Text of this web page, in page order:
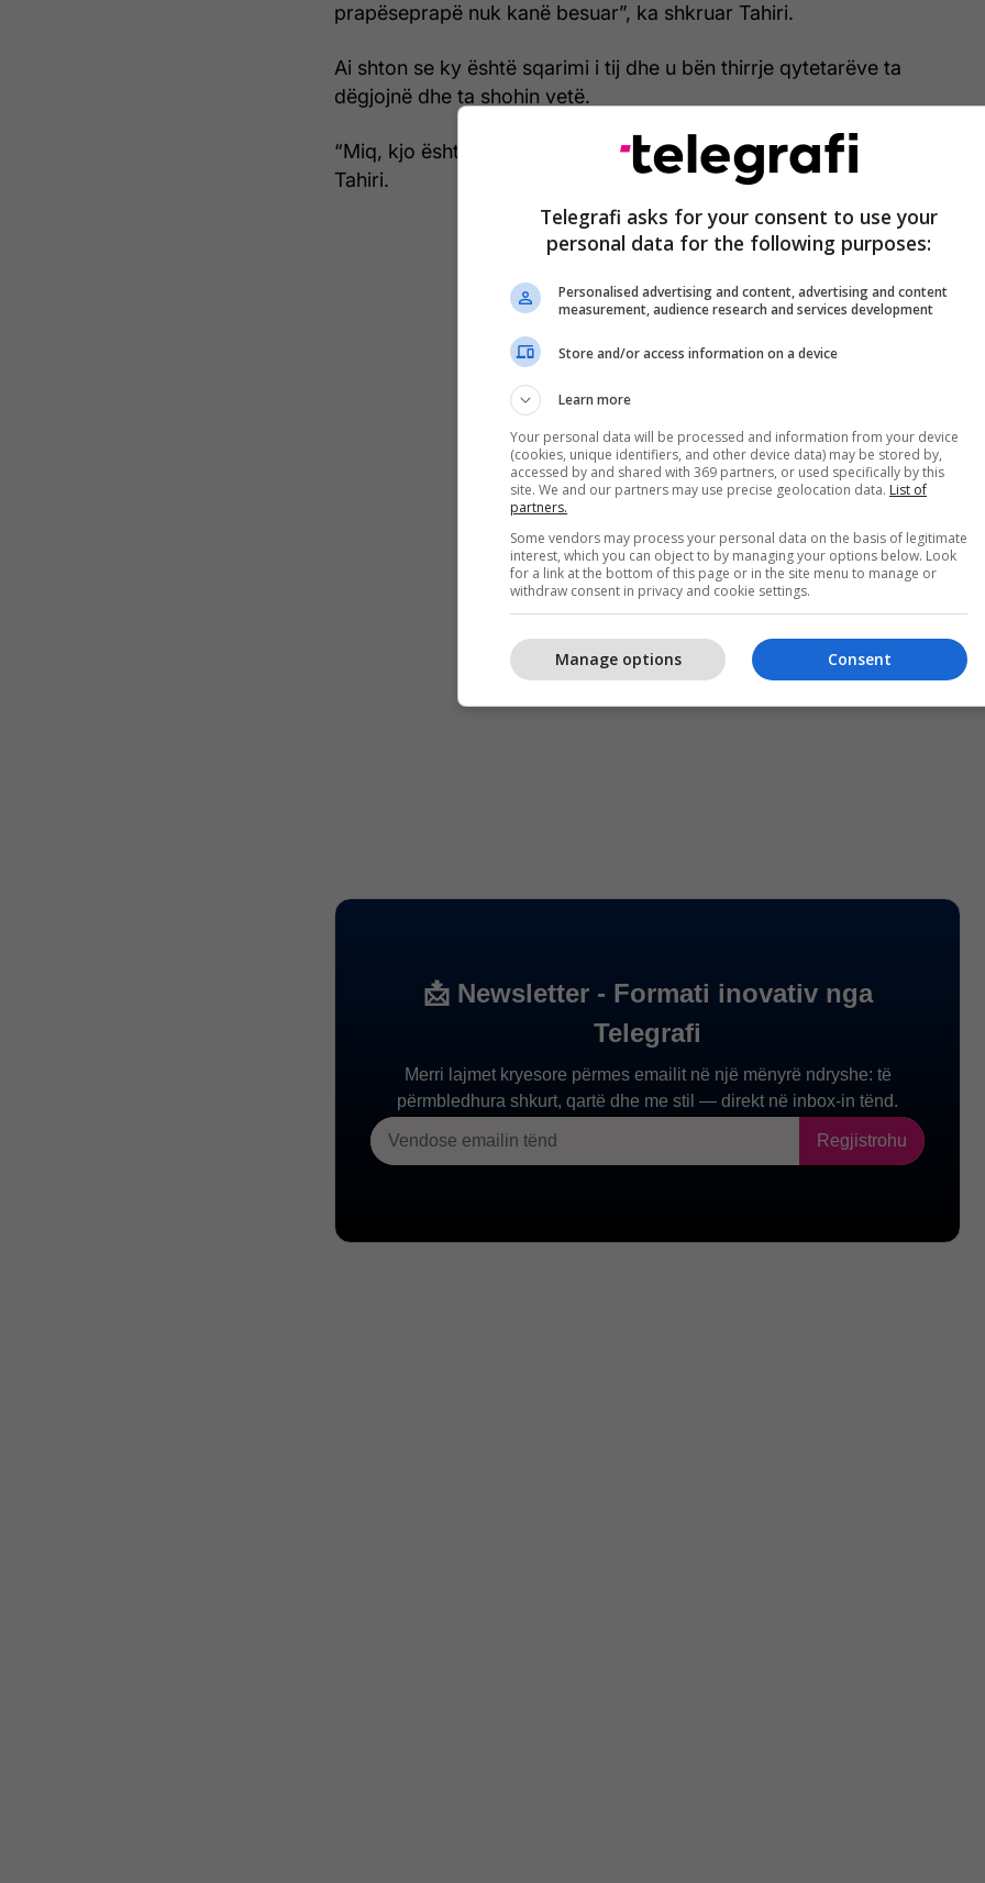
prapëseprapë nuk kanë besuar”, ka shkruar Tahiri.
Ai shton se ky është sqarimi i tij dhe u bën thirrje qytetarëve ta
dëgjojnë dhe ta shohin vetë.
“Miq, kjo është e vërteta. Dëgjojeni dhe shiheni vetë”, ka përfunduar
Tahiri.
Telegrafi asks for your consent to use your
personal data for the following purposes:
Personalised advertising and content, advertising and content
measurement, audience research and services development
Store and/or access information on a device
Learn more
Your personal data will be processed and information from your device
(cookies, unique identifiers, and other device data) may be stored by,
accessed by and shared with 369 partners, or used specifically by this
site. We and our partners may use precise geolocation data. List of
partners.
Some vendors may process your personal data on the basis of legitimate
interest, which you can object to by managing your options below. Look
for a link at the bottom of this page or in the site menu to manage or
withdraw consent in privacy and cookie settings.
Consent
Manage options